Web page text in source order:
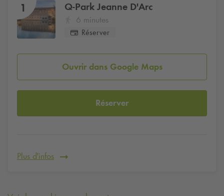
1 Q-Park Jeanne D'Arc
6 minutes
Réserver
Ouvrir dans Google Maps
Réserver
Plus d'infos